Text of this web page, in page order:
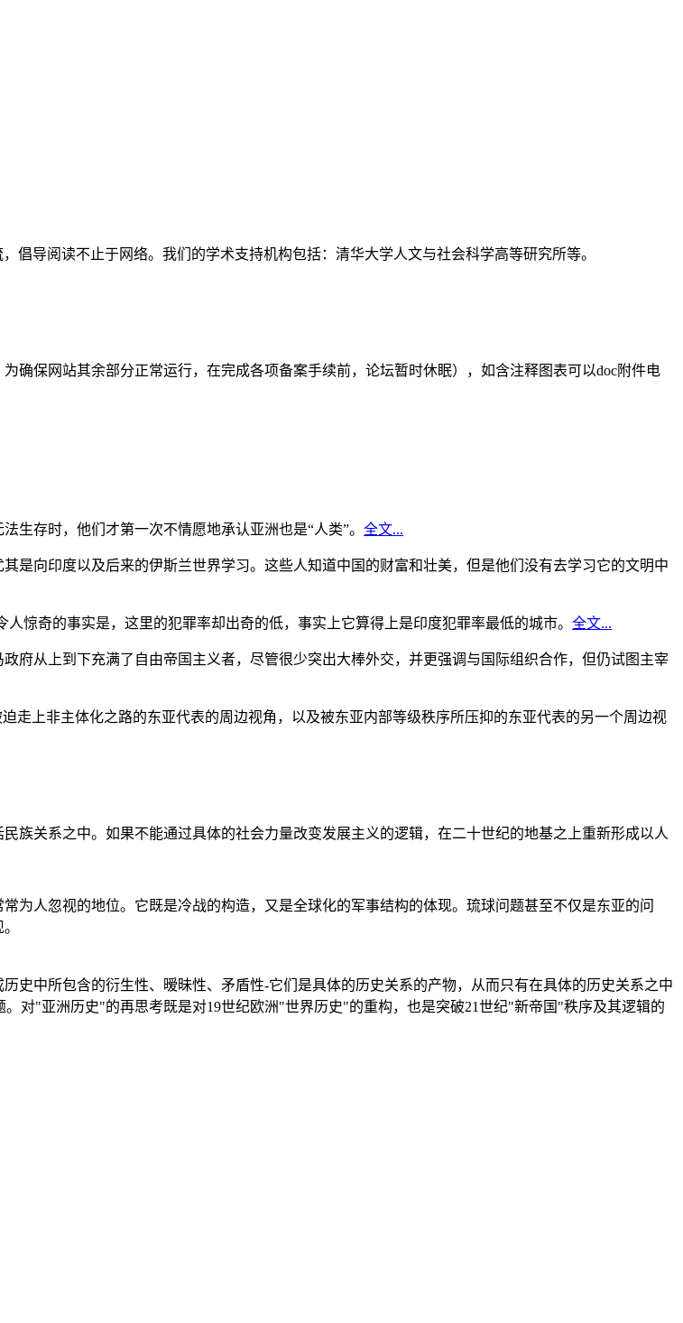
倡导阅读不止于网络。我们的学术支持机构包括：清华大学人文与社会科学高等研究所等。
确保网站其余部分正常运行，在完成各项备案手续前，论坛暂时休眠），如含注释图表可以doc附件电
生存时，他们才第一次不情愿地承认亚洲也是“人类”。 全文...
是向印度以及后来的伊斯兰世界学习。这些人知道中国的财富和壮美，但是他们没有去学习它的文明中
惊奇的事实是，这里的犯罪率却出奇的低，事实上它算得上是印度犯罪率最低的城市。 全文...
府从上到下充满了自由帝国主义者，尽管很少突出大棒外交，并更强调与国际组织合作，但仍试图主宰
走上非主体化之路的东亚代表的周边视角，以及被东亚内部等级秩序所压抑的东亚代表的另一个周边视
族关系之中。如果不能通过具体的社会力量改变发展主义的逻辑，在二十世纪的地基之上重新形成以人
为人忽视的地位。它既是冷战的构造，又是全球化的军事结构的体现。琉球问题甚至不仅是东亚的问
史中所包含的衍生性、暧昧性、矛盾性-它们是具体的历史关系的产物，从而只有在具体的历史关系之中
对"亚洲历史"的再思考既是对19世纪欧洲"世界历史"的重构，也是突破21世纪"新帝国"秩序及其逻辑的